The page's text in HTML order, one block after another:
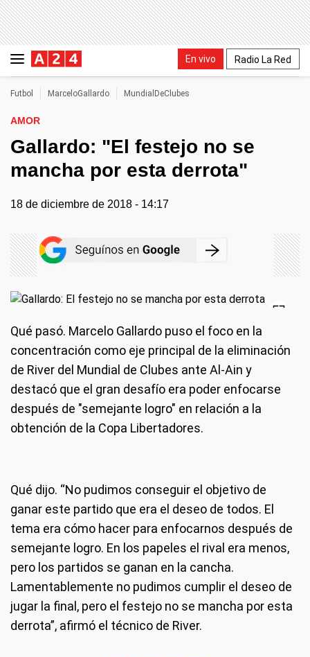
En vivo Radio La Red
Futbol MarceloGallardo MundialDeClubes
AMOR
Gallardo: "El festejo no se
mancha por esta derrota"
18 de diciembre de 2018 - 14:17
Qué pasó. Marcelo Gallardo puso el foco en la
concentración como eje principal de la eliminación
de River del Mundial de Clubes ante Al-Ain y
destacó que el gran desafío era poder enfocarse
después de "semejante logro" en relación a la
obtención de la Copa Libertadores.
Qué dijo. “No pudimos conseguir el objetivo de
ganar este partido que era el deseo de todos. El
tema era cómo hacer para enfocarnos después de
semejante logro. En los papeles el rival era menos,
pero los partidos se ganan en la cancha.
Lamentablemente no pudimos cumplir el deseo de
jugar la final, pero el festejo no se mancha por esta
derrota”, afirmó el técnico de River.